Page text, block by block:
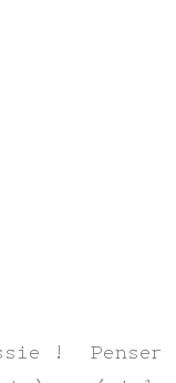
! Penser